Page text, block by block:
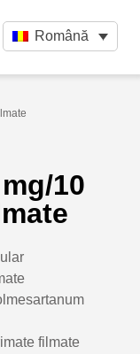
Română
10
filmate